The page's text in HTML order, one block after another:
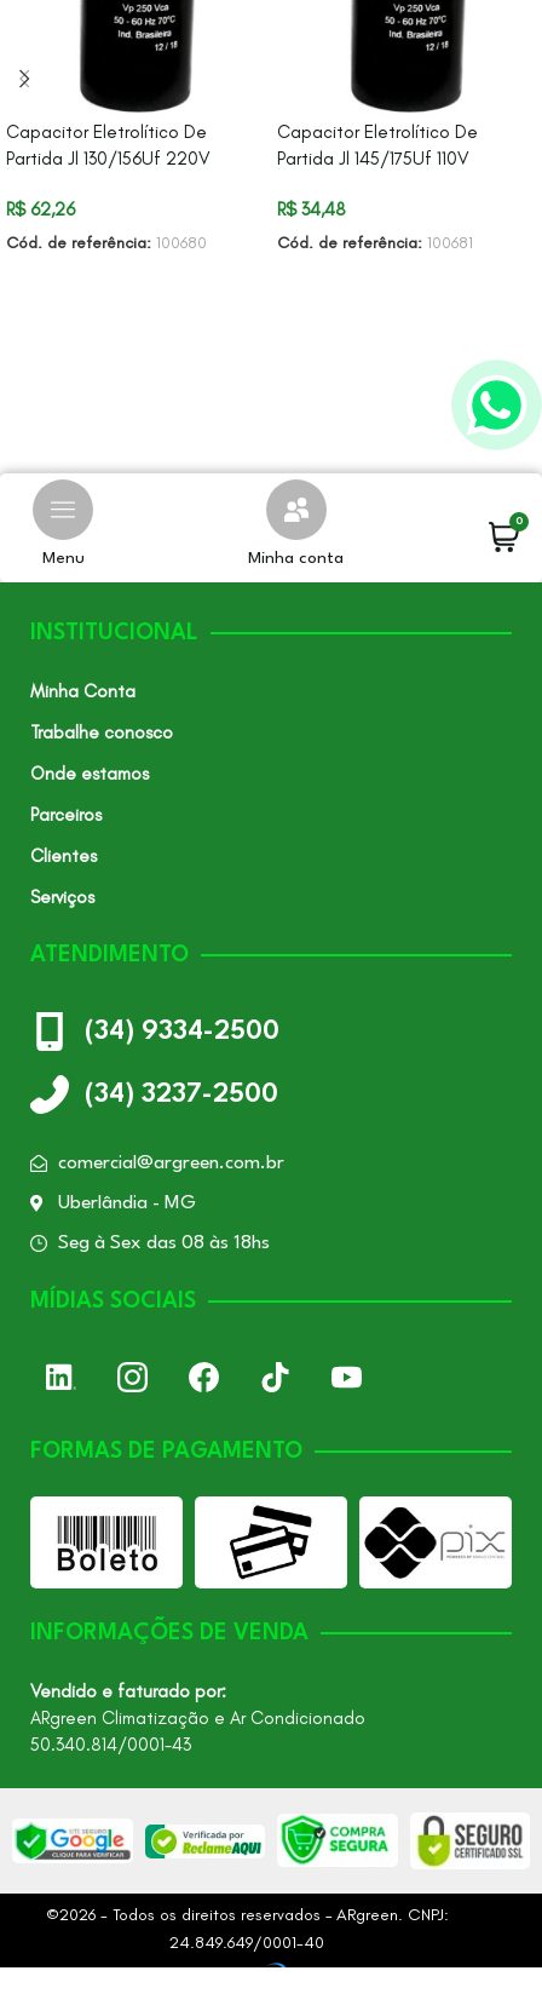
Capacitor Eletrolítico De
Partida Jl 130/156Uf 220V
R$62,26
Cód. de referência: 100680
Capacitor Eletrolítico De
Partida Jl 145/175Uf 110V
R$34,48
Cód. de referência: 100681
Menu Minha conta
0
INSTITUCIONAL
Minha Conta
Trabalhe conosco
Onde estamos
Parceiros
Clientes
Serviços
ATENDIMENTO
(34) 9334-2500
(34) 3237-2500
comercial@argreen.com.br
Uberlândia - MG
Seg à Sex das 08 às 18hs
MÍDIAS SOCIAIS
FORMAS DE PAGAMENTO
INFORMAÇÕES DE VENDA
Vendido e faturado por:
ARgreen Climatização e Ar Condicionado
50.340.814/0001-43
©2026 - Todos os direitos reservados – ARgreen. CNPJ:
24.849.649/0001-40